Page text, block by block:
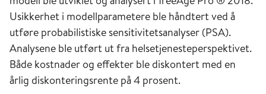
Usikkerhet i modellparametere ble håndtert ved å
utføre probabilistiske sensitivitetsanalyser (PSA).
Analysene ble utført ut fra helsetjenesteperspektivet.
Både kostnader og effekter ble diskontert med en
årlig diskonteringsrente på 4 prosent.